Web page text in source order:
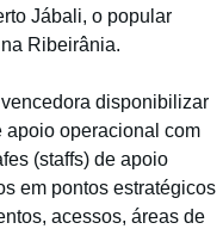
Jábali, o popular
Ribeirânia.
disponibilizar
apoio operacional com
(staffs) de apoio
em pontos estratégicos
acessos, áreas de